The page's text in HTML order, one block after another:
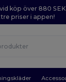
köp över 880
priser i appen!